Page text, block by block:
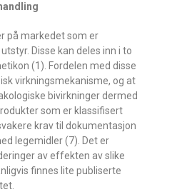
på markedet som er
Disse kan deles inn i to
(1). Fordelen med disse
virkningsmekanisme, og at
bivirkninger dermed
som er klassifisert
krav til dokumentasjon
legemidler (7). Det er
av effekten av slike
finnes lite publiserte